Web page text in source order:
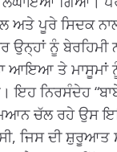
ਅਤੇ ਪੂਰੇ ਸਿਦਕ
ਨੂੰ ਬੇਰਹਿਮੀ
ਆਇਆ ਤੇ ਮਾਸੂਮਾਂ
ਇਹ ਨਿਰਸੰਦੇਹ
ਚੱਲ ਰਹੇ ਉਸ
ਜਿਸ ਦੀ ਸ਼ੁਰੂਆਤ